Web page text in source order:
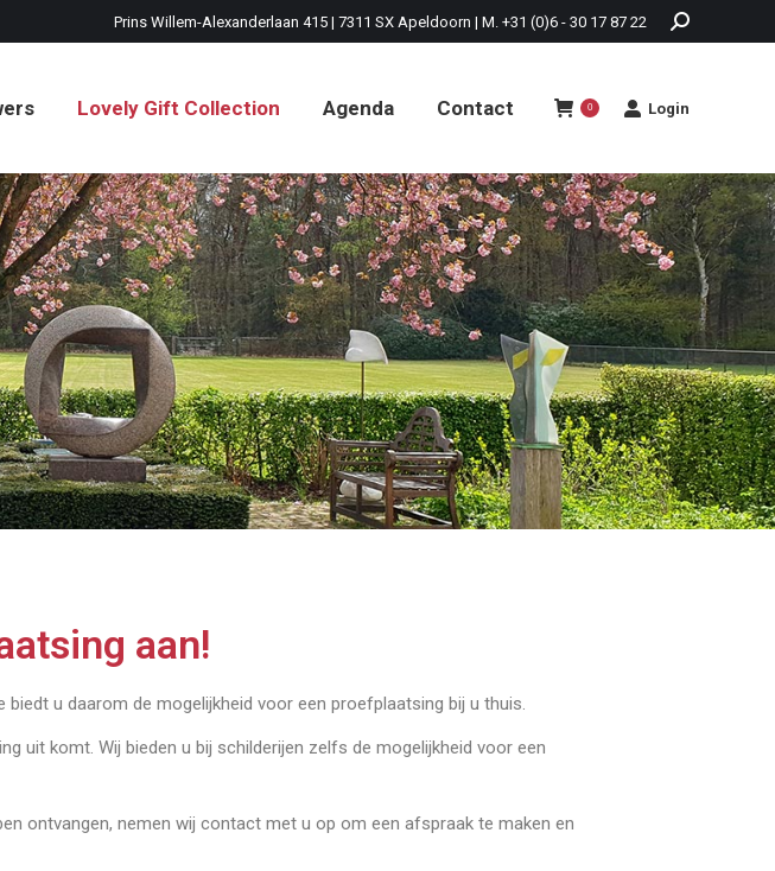
Prins Willem-Alexanderlaan 415 | 7311 SX Apeldoorn | M. +31 (0)6 - 30 17 87 22
Lovely Gift Collection Agenda Contact 0 Login
aan!
u daarom de mogelijkheid voor een proefplaatsing bij u thuis.
uit komt. Wij bieden u bij schilderijen zelfs de mogelijkheid voor een
ontvangen, nemen wij contact met u op om een afspraak te maken en
Lovely Gift Collection Agenda Contact Login